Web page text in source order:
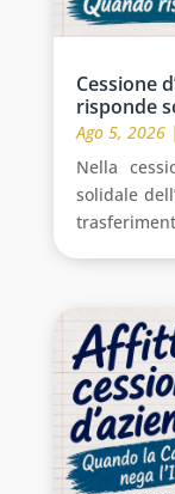
Cessione
risponde
Ago 5, 2026|
Nella
solidale